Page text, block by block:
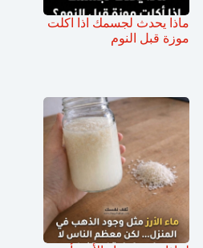
ماذا يحدث لجسمك اذا اكلت
موزة قبل النوم